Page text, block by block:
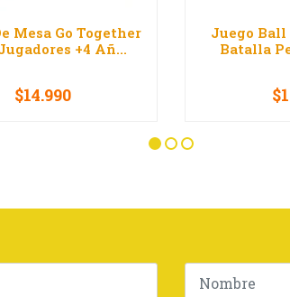
Mesa Go Together
+4 Añ...
+
$14.990
Juego
Batalla